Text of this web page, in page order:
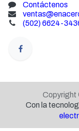
Contáctenos
(502) 6624-
Copyright
Con la